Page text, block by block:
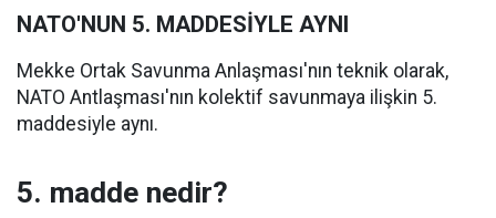
NATO'NUN 5. MADDESİYLE AYNI
Mekke Ortak Savunma Anlaşması'nın teknik olarak,
NATO Antlaşması'nın kolektif savunmaya ilişkin 5.
maddesiyle aynı.
5. madde nedir?